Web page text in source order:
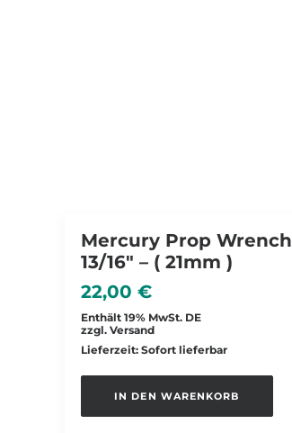
Mercury Prop Wrench
13/16″ – ( 21mm )
22,00 €
Enthält 19% MwSt. DE
zzgl. Versand
Lieferzeit: Sofort lieferbar
IN DEN WARENKORB